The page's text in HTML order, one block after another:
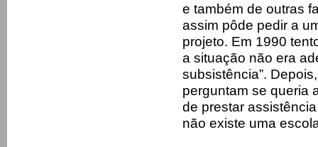
e também de outras
assim pôde pedir a
projeto. Em 1990
a situação não era
subsistência”.
perguntam se queria
de prestar
não existe uma